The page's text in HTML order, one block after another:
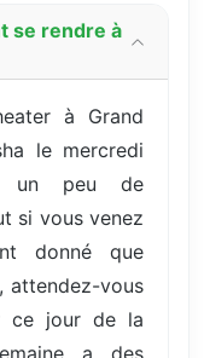
se rendre à
à Grand
le mercredi
un peu de
si vous venez
donné que
attendez-vous
ce jour de la
a des